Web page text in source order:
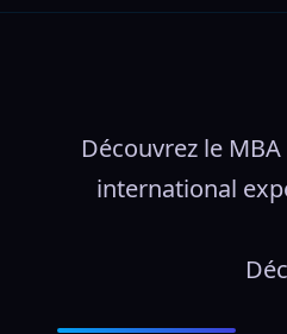
Découvrez le
international